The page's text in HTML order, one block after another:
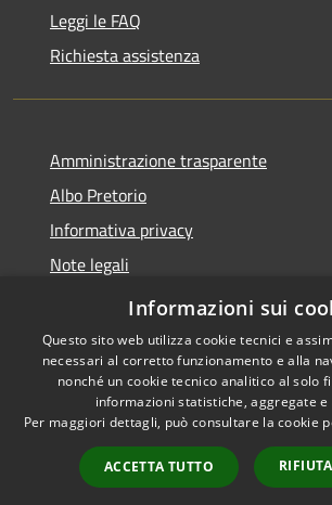
Leggi le FAQ
Richiesta assistenza
Amministrazione trasparente
Albo Pretorio
Informativa privacy
Note legali
Dichiarazione di accessibilità
Accessibilità
Copyright
Informazioni sui
Questo sito web utilizza cookie tecnici e
necessari al corretto funzionamento e alla
nonché un cookie tecnico analitico al solo
informazioni statistiche, aggregate e
Per maggiori dettagli, può consultare la cookie
ACCETTA TUTTO